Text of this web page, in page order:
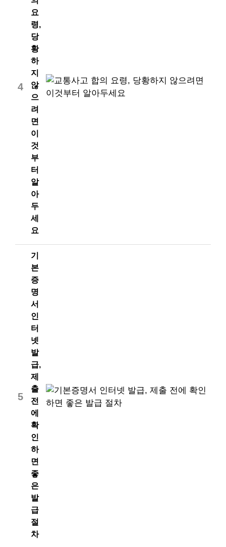
4
요
령,
당
황
하
지
않
으
려
면
이
것
부
터
알
아
두
세
요
5
기
본
증
명
서
인
터
넷
발
급,
제
출
전
에
확
인
하
면
좋
은
발
급
절
차